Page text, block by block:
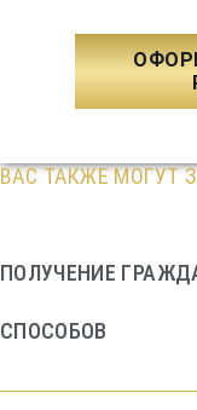
ВАС ТАКЖЕ МОГУТ
ПОЛУЧЕНИЕ
СПОСОБОВ